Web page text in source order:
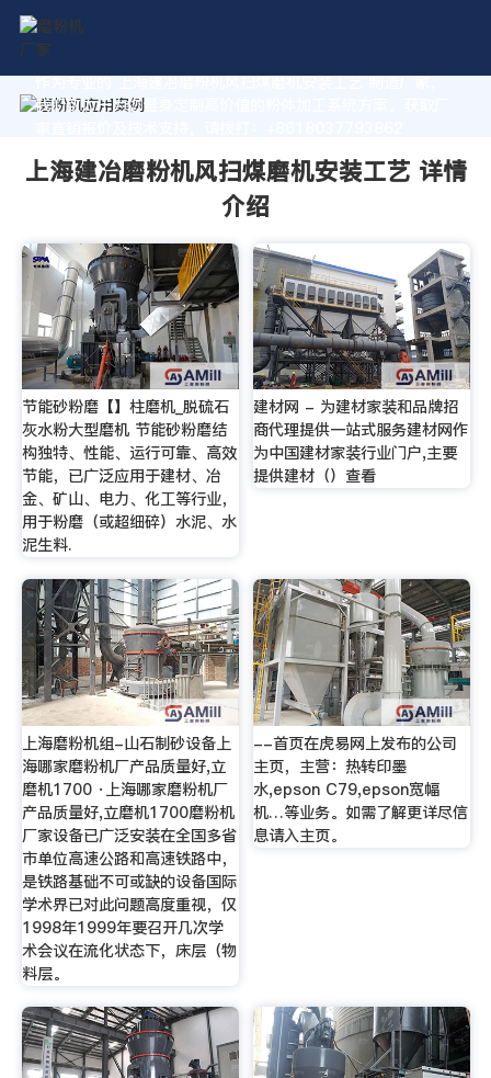
作为专业的 上海建冶磨粉机风扫煤磨机安装工艺 制造厂家，
我们致力于为您量身定制高价值的粉体加工系统方案。获取厂
上海建冶磨粉机风扫煤磨机安装工艺 详情
介绍
节能砂粉磨【】柱磨机_脱硫石
灰水粉大型磨机 节能砂粉磨结
构独特、性能、运行可靠、高效
节能，已广泛应用于建材、冶
金、矿山、电力、化工等行业，
用于粉磨（或超细碎）水泥、水
泥生料.
建材网 - 为建材家装和品牌招
商代理提供一站式服务建材网作
为中国建材家装行业门户,主要
提供建材（）查看
上海磨粉机组-山石制砂设备上
海哪家磨粉机厂产品质量好,立
磨机1700 ·上海哪家磨粉机厂
产品质量好,立磨机1700磨粉机
厂家设备已广泛安装在全国多省
市单位高速公路和高速铁路中，
是铁路基础不可或缺的设备国际
学术界已对此问题高度重视，仅
1998年1999年要召开几次学
术会议在流化状态下，床层（物
料层。
--首页在虎易网上发布的公司
主页，主营：热转印墨
水,epson C79,epson宽幅
机…等业务。如需了解更详尽信
息请入主页。